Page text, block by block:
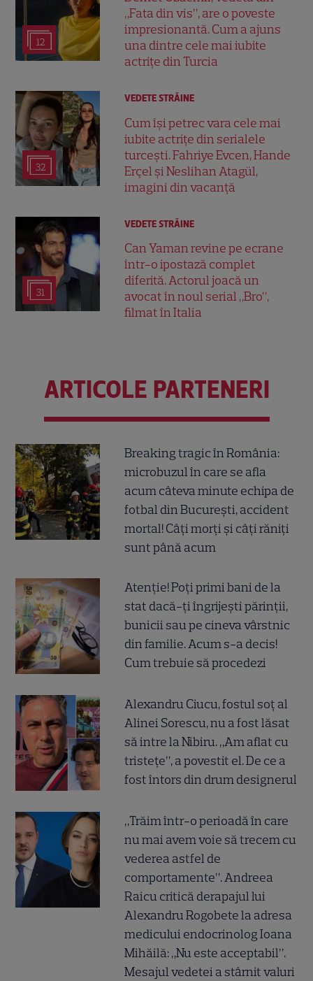
12
„Fata din vis”, are o poveste
impresionantă. Cum a ajuns
una dintre cele mai iubite
actrițe din Turcia
32
VEDETE STRĂINE
Cum își petrec vara cele mai
iubite actrițe din serialele
turcești. Fahriye Evcen, Hande
Erçel și Neslihan Atagül,
imagini din vacanță
31
VEDETE STRĂINE
Can Yaman revine pe ecrane
într-o ipostază complet
diferită. Actorul joacă un
avocat în noul serial „Bro”,
filmat în Italia
ARTICOLE PARTENERI
Breaking tragic în România:
microbuzul în care se afla
acum câteva minute echipa de
fotbal din București, accident
mortal! Câți morți și câți răniți
sunt până acum
Atenție! Poți primi bani de la
stat dacă-ți îngrijești părinții,
bunicii sau pe cineva vârstnic
din familie. Acum s-a decis!
Cum trebuie să procedezi
Alexandru Ciucu, fostul soț al
Alinei Sorescu, nu a fost lăsat
să intre la Nibiru. „Am aflat cu
tristețe”, a povestit el. De ce a
fost întors din drum designerul
„Trăim într-o perioadă în care
nu mai avem voie să trecem cu
vederea astfel de
comportamente”. Andreea
Raicu critică derapajul lui
Alexandru Rogobete la adresa
medicului endocrinolog Ioana
Mihăilă: „Nu este acceptabil”.
Mesajul vedetei a stârnit valuri